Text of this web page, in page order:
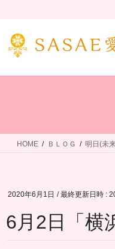
HOME ＢＬＯＧ 明日(未
2020年6月1日 / 最終更新日時 :
6月2日「横